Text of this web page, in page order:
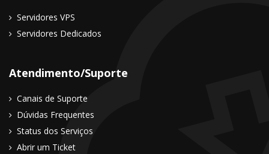
Servidores VPS
Servidores Dedicados
Atendimento/Suporte
Canais de Suporte
Dúvidas Frequentes
Status dos Serviços
Abrir um Ticket